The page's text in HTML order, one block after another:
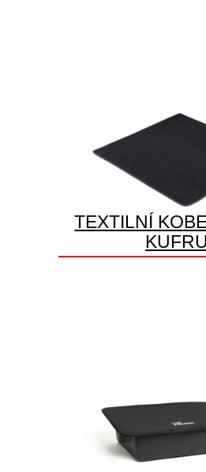
TEXTILNÍ
KUFRU